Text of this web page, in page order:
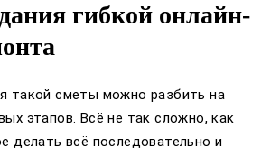
гибкой онлайн-
такой сметы можно разбить на
этапов. Всё не так сложно, как
делать всё последовательно и